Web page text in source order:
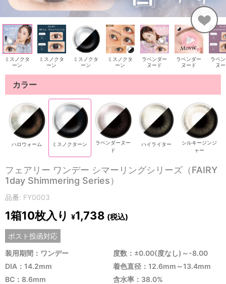
ミスノクタ
ーン
ミスノクタ
ーン
ミスノクタ
ーン
ミスノクタ
ーン
ラベンダー
ヌード
ラベンダー
ヌード
ラベ
ヌ
カラー
ハロウォーム ミスノクターン
ラベンダーヌー
ド
ハイライター
シルキージンジ
ャー
フェアリー ワンデー シマーリングシリーズ（FAIRY
1day Shimmering Series）
品番: FY0003
1箱10枚入り ¥1,738 (税込)
ポスト投函対応
装用期間：ワンデー
度数：±0.00(度なし)～-8.00
DIA：14.2mm
着色直径：12.6mm～13.4mm
BC：8.6mm
含水率：38.0%